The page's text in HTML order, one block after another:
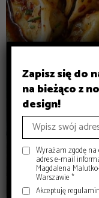
Zapisz się do
na bieżąco z
design!
Wyrażam zgodę
adres e-mail
Magdalena
Warszawie *
Akceptuję